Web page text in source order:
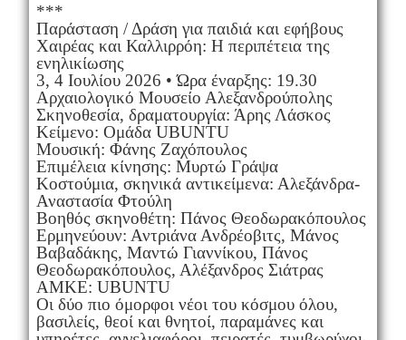
***
Παράσταση / Δράση για παιδιά και εφήβους
Χαιρέας και Καλλιρρόη: Η περιπέτεια της
ενηλικίωσης
3, 4 Ιουλίου 2026 • Ώρα έναρξης: 19.30
Αρχαιολογικό Μουσείο Αλεξανδρούπολης
Σκηνοθεσία, δραματουργία: Άρης Λάσκος
Κείμενο: Ομάδα UBUNTU
Μουσική: Φάνης Ζαχόπουλος
Επιμέλεια κίνησης: Μυρτώ Γράψα
Κοστούμια, σκηνικά αντικείμενα: Αλεξάνδρα-
Αναστασία Φτούλη
Βοηθός σκηνοθέτη: Πάνος Θεοδωρακόπουλος
Ερμηνεύουν: Αντριάνα Ανδρέοβιτς, Μάνος
Βαβαδάκης, Μαντώ Γιαννίκου, Πάνος
Θεοδωρακόπουλος, Αλέξανδρος Σιάτρας
ΑΜΚΕ: UBUNTU
Οι δύο πιο όμορφοι νέοι του κόσμου όλου,
βασιλείς, θεοί και θνητοί, παραμάνες και